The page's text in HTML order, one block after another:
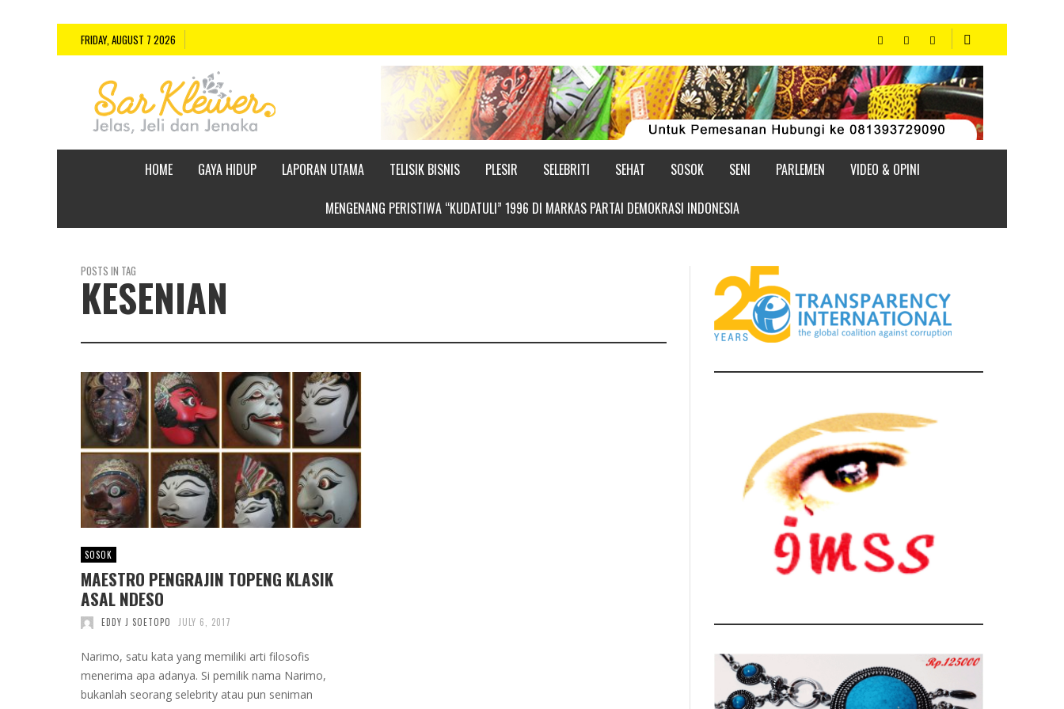
FRIDAY, AUGUST 7 2026
HOME GAYA HIDUP LAPORAN UTAMA TELISIK BISNIS PLESIR SELEBRITI SEHAT SOSOK SENI PARLEMEN VIDEO & OPINI
MENGENANG PERISTIWA “KUDATULI” 1996 DI MARKAS PARTAI DEMOKRASI INDONESIA
POSTS IN TAG
KESENIAN
SOSOK
MAESTRO PENGRAJIN TOPENG KLASIK
ASAL NDESO
EDDY J SOETOPO JULY 6, 2017
Narimo, satu kata yang memiliki arti filosofis
menerima apa adanya. Si pemilik nama Narimo,
bukanlah seorang selebrity atau pun seniman